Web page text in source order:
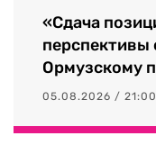
«Сдача
перспективы
Ормузскому
05.08.2026 / 21:00